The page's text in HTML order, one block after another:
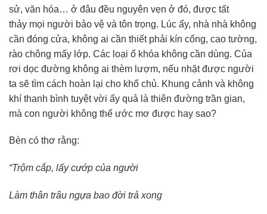
sử, văn hóa… ở đâu đều nguyên vẹn ở đó, được tất
thảy mọi người bảo vệ và tôn trọng. Lúc ấy, nhà nhà không
cần đóng cửa, không ai cần thiết phải kín cổng, cao tường,
rào chông mấy lớp. Các loại ổ khóa không cần dùng. Của
rơi dọc đường không ai thèm lượm, nếu nhặt được người
ta sẽ tìm cách hoàn lại cho khổ chủ. Khung cảnh và không
khí thanh bình tuyệt vời ấy quả là thiên đường trần gian,
mà con người không thể ước mơ được hay sao?
Bèn có thơ rằng:
“Trộm cắp, lấy cướp của người
Làm thân trâu ngựa bao đời trả xong